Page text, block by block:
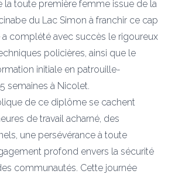
la toute première femme issue de la
du Lac Simon à franchir ce cap
a complété avec succès le rigoureux
policières, ainsi que le
initiale en patrouille-
semaines à Nicolet.
de ce diplôme se cachent
de travail acharné, des
une persévérance à toute
profond envers la sécurité
communautés. Cette journée